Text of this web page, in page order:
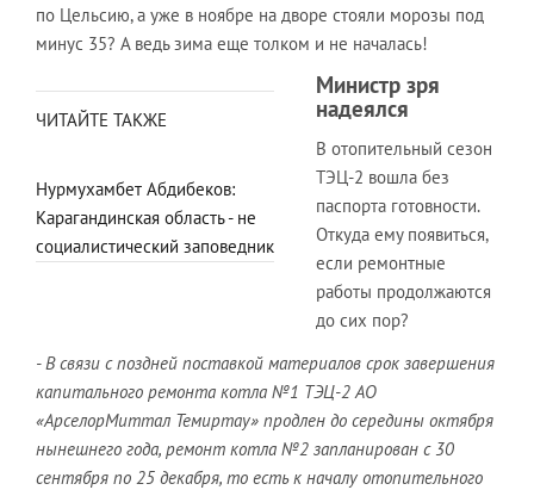
по Цельсию, а уже в ноябре на дворе стояли морозы под
минус 35? А ведь зима еще толком и не началась!
ЧИТАЙТЕ ТАКЖЕ
Нурмухамбет Абдибеков:
Карагандинская область - не
социалистический заповедник
Министр зря
надеялся
В отопительный сезон
ТЭЦ-2 вошла без
паспорта готовности.
Откуда ему появиться,
если ремонтные
работы продолжаются
до сих пор?
- В связи с поздней поставкой материалов срок завершения
капитального ремонта котла №1 ТЭЦ-2 АО
«АрселорМиттал Темиртау» продлен до середины октября
нынешнего года, ремонт котла №2 запланирован с 30
сентября по 25 декабря, то есть к началу отопительного